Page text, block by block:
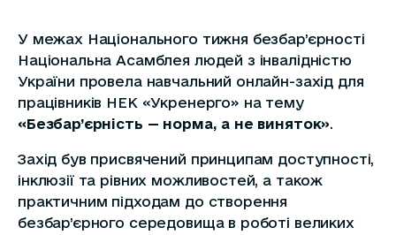
У межах Національного тижня безбар’єрності
Національна Асамблея людей з інвалідністю
України провела навчальний онлайн-захід для
працівників НЕК «Укренерго» на тему
«Безбар’єрність — норма, а не виняток».
Захід був присвячений принципам доступності,
інклюзії та рівних можливостей, а також
практичним підходам до створення
безбар’єрного середовища в роботі великих